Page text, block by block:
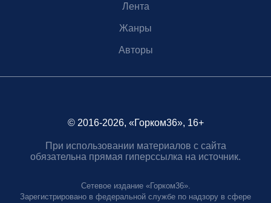
Лента
Жанры
Авторы
© 2016-2026, «Горком36», 16+
При использовании материалов с сайта
обязательна прямая гиперссылка на источник.
Сетевое издание «Горком36».
Зарегистрировано в федеральной службе по надзору в сфере